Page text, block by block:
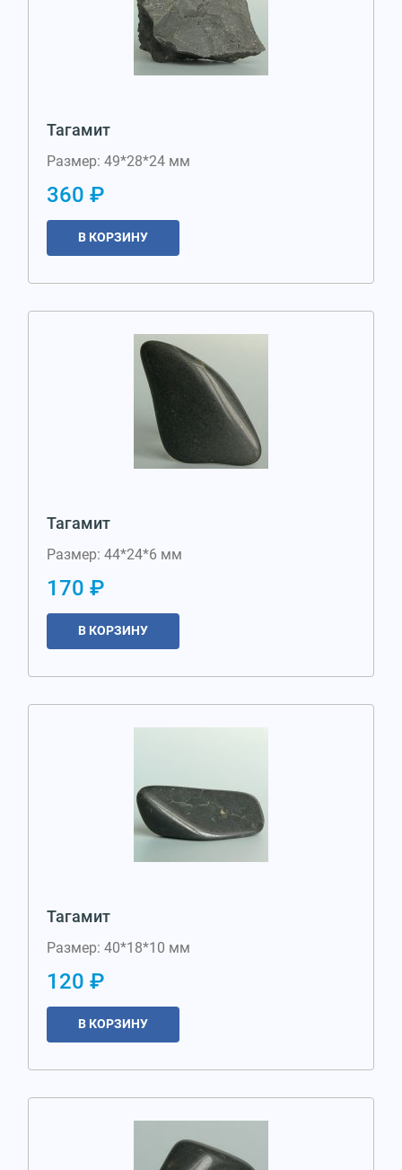
Тагамит
Размер: 49*28*24 мм
360 ₽
В КОРЗИНУ
Тагамит
Размер: 44*24*6 мм
170 ₽
В КОРЗИНУ
Тагамит
Размер: 40*18*10 мм
120 ₽
В КОРЗИНУ